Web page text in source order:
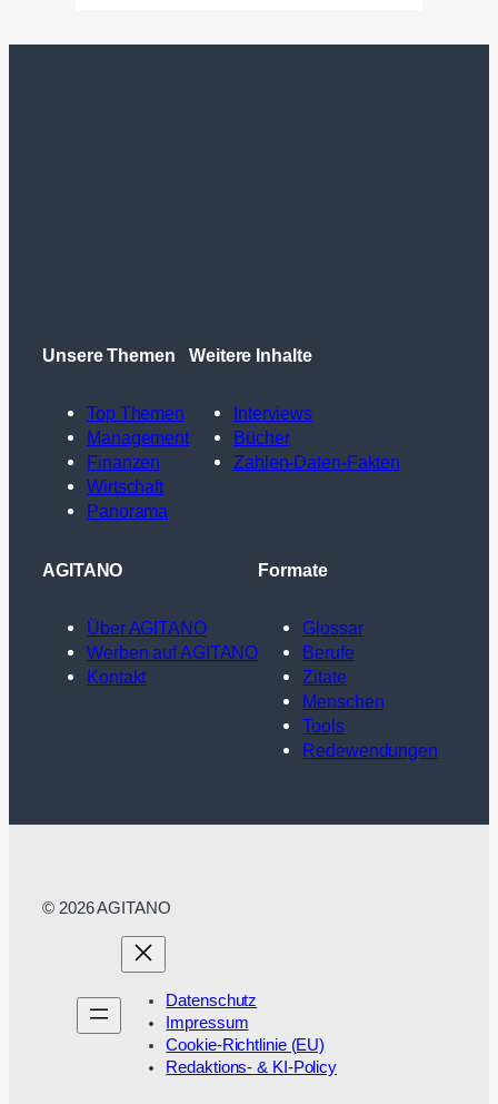
Unsere Themen
Top Themen
Management
Finanzen
Wirtschaft
Panorama
Weitere Inhalte
Interviews
Bücher
Zahlen-Daten-Fakten
AGITANO
Über AGITANO
Werben auf AGITANO
Kontakt
Formate
Glossar
Berufe
Zitate
Menschen
Tools
Redewendungen
© 2026 AGITANO
Datenschutz
Impressum
Cookie-Richtlinie (EU)
Redaktions- & KI-Policy